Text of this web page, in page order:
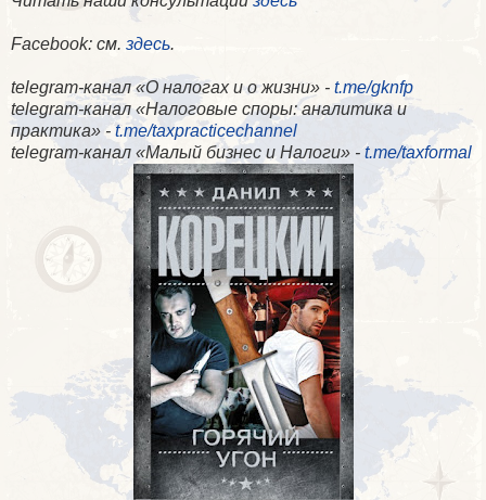
Facebook: см. здесь.
telegram-канал «О налогах и о жизни» - t.me/gknfp
telegram-канал «Налоговые споры: аналитика и
практика» - t.me/taxpracticechannel
telegram-канал «Малый бизнес и Налоги» - t.me/taxformal